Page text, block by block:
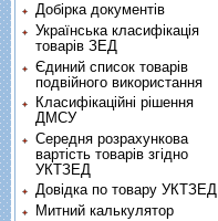
Добірка документів
Українська класифікація
товарів ЗЕД
Єдиний список товарів
подвійного використання
Класифікаційні рішення
ДМСУ
Середня розрахункова
вартість товарів згідно
УКТЗЕД
Довідка по товару УКТЗЕД
Митний калькулятор